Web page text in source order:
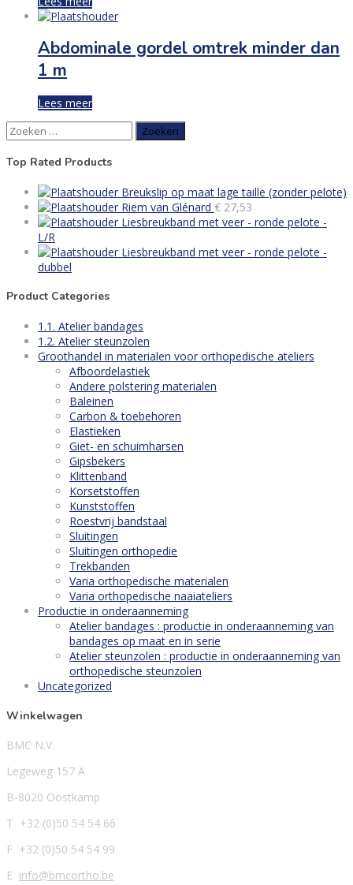
Abdominale gordel omtrek minder dan
1 m
Lees meer
Zoeken
naar:
Top Rated Products
Breukslip op maat lage taille (zonder pelote)
Riem van Glénard € 27,53
Liesbreukband met veer - ronde pelote -
L/R
Liesbreukband met veer - ronde pelote -
dubbel
Product Categories
1.1. Atelier bandages
1.2. Atelier steunzolen
Groothandel in materialen voor orthopedische ateliers
Afboordelastiek
Andere polstering materialen
Baleinen
Carbon & toebehoren
Elastieken
Giet- en schuimharsen
Gipsbekers
Klittenband
Korsetstoffen
Kunststoffen
Roestvrij bandstaal
Sluitingen
Sluitingen orthopedie
Trekbanden
Varia orthopedische materialen
Varia orthopedische naaiateliers
Productie in onderaanneming
Atelier bandages : productie in onderaanneming van
bandages op maat en in serie
Atelier steunzolen : productie in onderaanneming van
orthopedische steunzolen
Uncategorized
Winkelwagen
BMC N.V.
Legeweg 157 A
B-8020 Oostkamp
T +32 (0)50 54 54 66
F +32 (0)50 54 54 99
E info@bmcortho.be